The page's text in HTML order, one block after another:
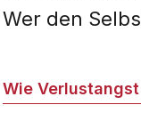
Wer den
Wie